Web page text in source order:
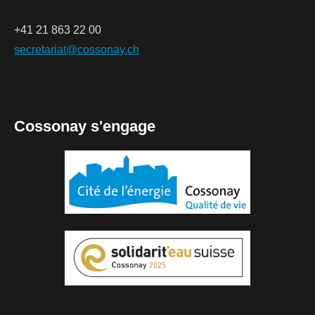
+41 21 863 22 00
secretariat@cossonay.ch
Cossonay s'engage